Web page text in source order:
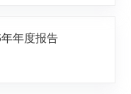
年度报告